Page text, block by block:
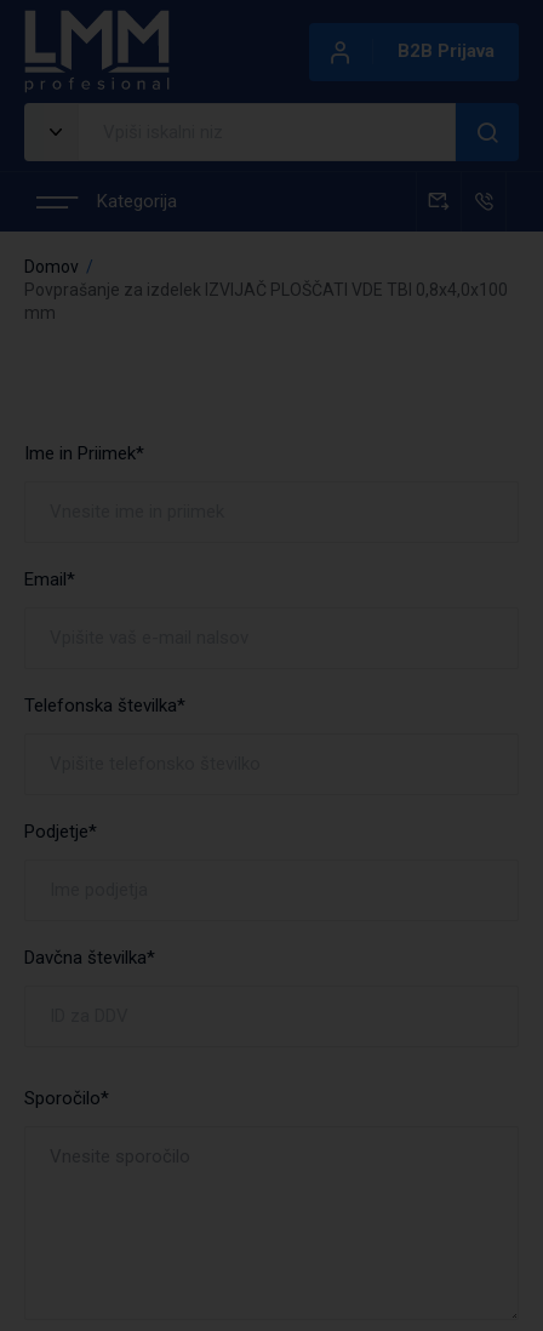
B2B Prijava
Kategorija
Domov
Povprašanje za izdelek IZVIJAČ PLOŠČATI VDE TBI 0,8x4,0x100
mm
Ime in Priimek*
Email*
Telefonska številka*
Podjetje*
Davčna številka*
Sporočilo*